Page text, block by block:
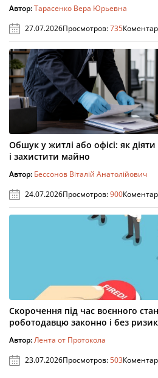
Автор:Тарасенко Вера Юрьевна
27.07.2026Просмотров:735
Обшук у житлі або офісі: як
і захистити майно
Автор: Бессонов Віталій Анатолійович
24.07.2026Просмотров:900
Скорочення під час воєнного
роботодавцю законно і без
Автор:Лента от Протокола
23.07.2026Просмотров:503